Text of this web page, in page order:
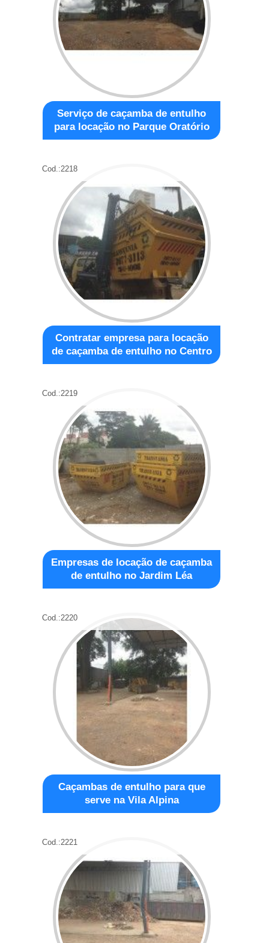
Serviço de caçamba de entulho
para locação no Parque Oratório
Cod.:2218
Contratar empresa para locação
de caçamba de entulho no Centro
Cod.:2219
Empresas de locação de caçamba
de entulho no Jardim Léa
Cod.:2220
Caçambas de entulho para que
serve na Vila Alpina
Cod.:2221